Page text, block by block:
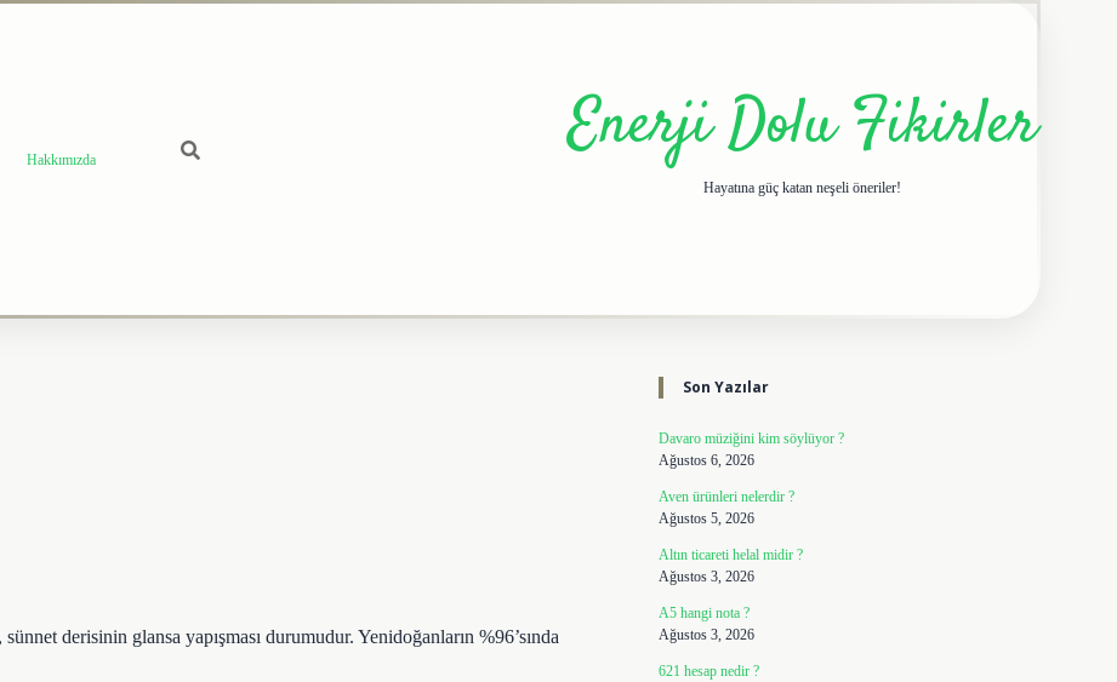
Hakkımızda Enerji Dolu Fikirler
Hayatına güç katan neşeli öneriler!
derisinin glansa yapışması durumudur. Yenidoğanların %96’sında
Sidebar
Son Yazılar
Davaro müziğini kim söylüyor ?
Ağustos 6, 2026
Aven ürünleri nelerdir ?
Ağustos 5, 2026
Altın ticareti helal midir ?
Ağustos 3, 2026
A5 hangi nota ?
Ağustos 3, 2026
621 hesap nedir ?